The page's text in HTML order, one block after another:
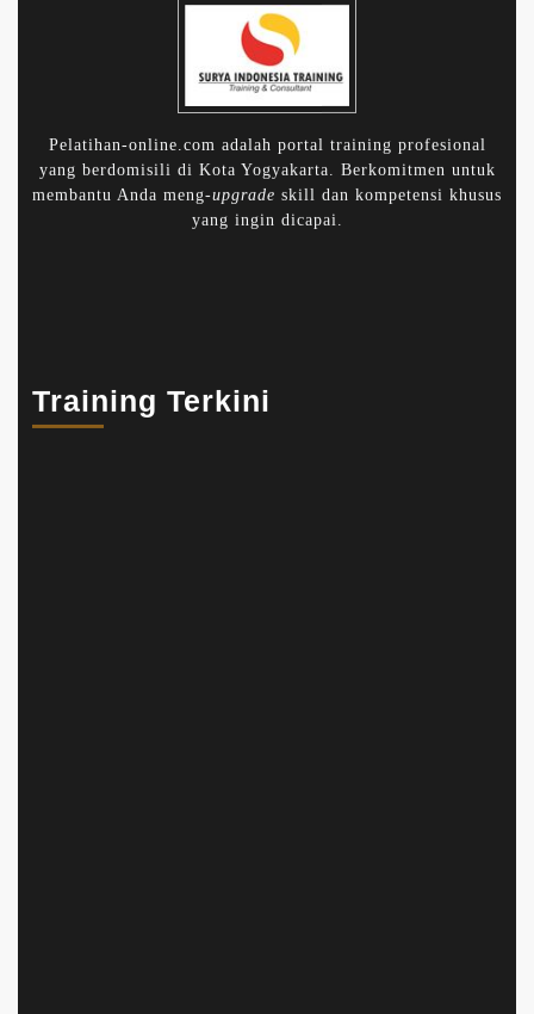
Pelatihan-online.com adalah portal training profesional
yang berdomisili di Kota Yogyakarta. Berkomitmen untuk
membantu Anda meng-upgrade skill dan kompetensi khusus
yang ingin dicapai.
Training Terkini